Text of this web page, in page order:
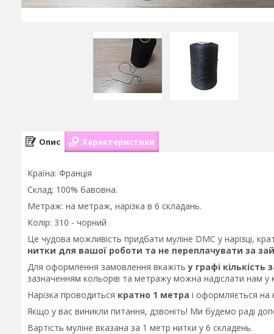
Опис Характеристики
Країна: Франція
Склад: 100% бавовна.
Метраж: на метраж, нарізка в 6 складань.
Колір: 310 - чорний
Це чудова можливість придбати муліне DMC у нарізці,
нитки для вашої роботи та не переплачувати за
Для оформлення замовлення вкажітьу графі
зазначенням кольорів та метражу можна надіслати нам
Нарізка проводиться кратно 1 метра і оформляється на
Якщо у вас виникли питання, дзвоніть! Ми будемо раді
Вартість муліне вказана за 1 метр нитки у 6 складень.